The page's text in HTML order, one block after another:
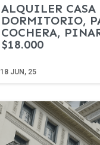
ALQUILER CASA
DORMITORIO,
COCHERA,
$18.000
18 JUN, 25